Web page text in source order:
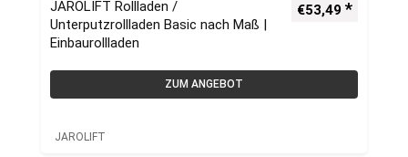
JAROLIFT Rollladen /
Unterputzrollladen Basic nach Maß |
Einbaurollladen
€53,49
ZUM ANGEBOT
JAROLIFT